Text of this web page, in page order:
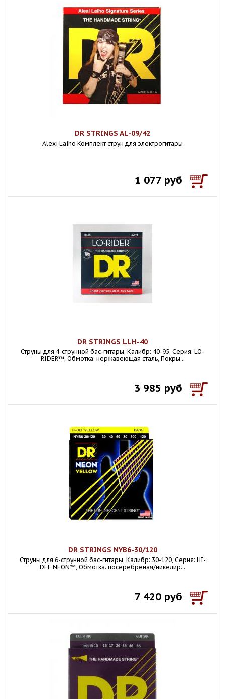
DR STRINGS AL-09/42
Alexi Laiho Комплект струн для электрогитары
1 077 руб
DR STRINGS LLH-40
Струны для 4-струнной бас-гитары, Калибр: 40-95, Серия: LO-
RIDER™, Обмотка: нержавеющая сталь, Покры...
3 985 руб
DR STRINGS NYB6-30/120
Струны для 6-струнной бас-гитары, Калибр: 30-120, Серия: HI-
DEF NEON™, Обмотка: посеребрёная/никелир...
7 420 руб